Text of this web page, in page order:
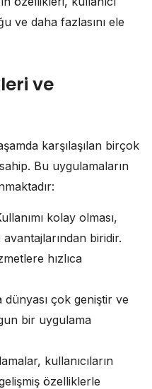
ve daha fazlasını ele
ve
karşılaşılan birçok
Bu uygulamaların
kolay olması,
biridir.
hızlıca
çok geniştir ve
bir uygulama
kullanıcıların
özelliklerle